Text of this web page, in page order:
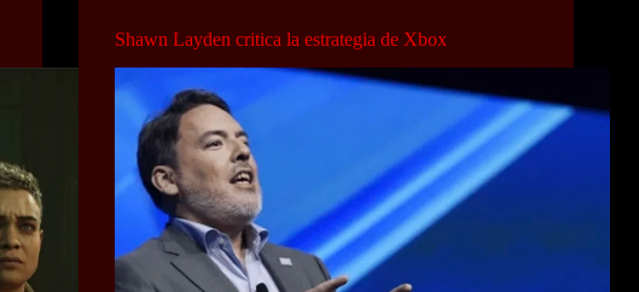
Shawn Layden critica la estrategia de Xbox